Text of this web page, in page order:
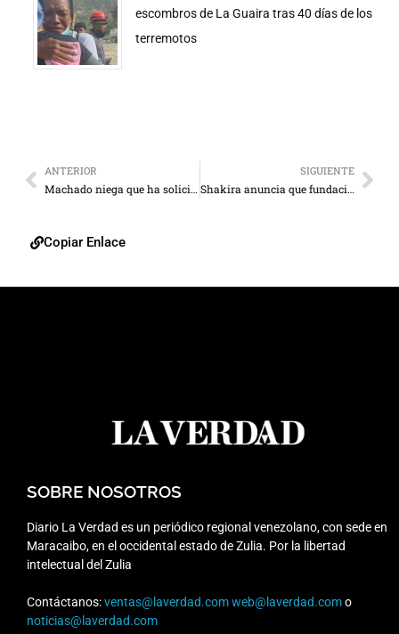
escombros de La Guaira tras 40 días de los
terremotos
ANTERIOR
Machado niega que ha solicitado protección para regresar al país
SIGUIENTE
Shakira anuncia que fundación de la Fifa donará $500.000 para ayudar a Venezuela
Copiar Enlace
SOBRE NOSOTROS
Diario La Verdad es un periódico regional venezolano, con sede en
Maracaibo, en el occidental estado de Zulia. Por la libertad
intelectual del Zulia
Contáctanos:ventas@laverdad.comweb@laverdad.como
noticias@laverdad.com